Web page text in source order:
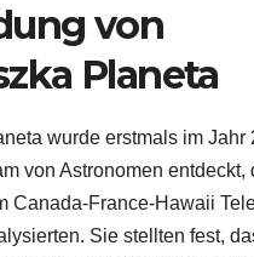
von
Planeta
wurde erstmals im Jahr
von Astronomen entdeckt,
Canada-France-Hawaii
Sie stellten fest,